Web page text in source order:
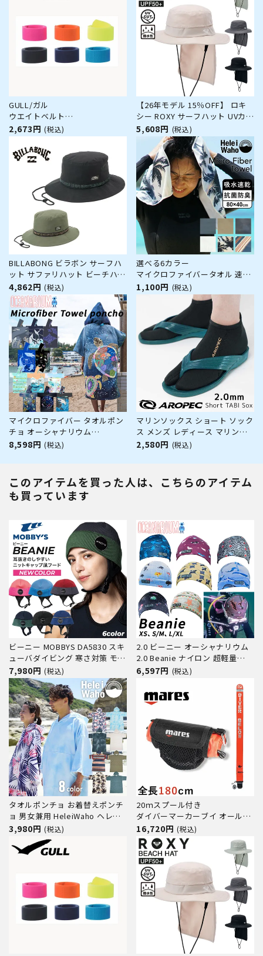
GULL/ガル
ウエイトベルト
GG-4630[80409006]
2,673円 (税込)
【26年モデル 15％OFF】 ロキ
シー ROXY サーフハット UVカッ
ト UPF50+ 撥水 軽量 日焼け対
策 海 ビーチ プール サーフィン
WR UV WATER BEACH HAT
RSA261712
5,608円 (税込)
BILLABONG ビラボン サーフハ
ット サファリハット ビーチハッ
ト 速乾 撥水加工 軽量
BE011971 UTILITY HAT
4,862円 (税込)
選べる6カラー
マイクロファイバータオル 速乾
抗菌 防臭 HeleiWaho ヘレイワ
1,100円 (税込)
マイクロファイバー タオルポン
チョ オーシャナリウム
Microfiber Towel poncho
海遊び 海水浴 カラフル 派手 レ
ジャー 個性 プール サーフィン
SUP
8,598円 (税込)
マリンソックス ショート ソック
ス メンズ レディース マリンシ
ューズ 2mm ウェットスーツ 滑
フルフット フィン 保温
AROPEC アロペック
2,580円 (税込)
このアイテムを買った人は、こちらのアイテム
も買っています
ビーニー MOBBYS DA5830 スキ
ューバダイビング 寒さ対策 モビ
ーズ MOBBYS
7,980円 (税込)
2.0 ビーニー オーシャナリウム
2.0 Beanie ナイロン 超軽量
Oceanarium ダイビング ネオプ
M L XL フード ヘッドキャップ
ヘアバンド サーフキャップ 寒さ
6,597円 (税込)
タオルポンチョ お着替えポンチ
ョ 男女兼用 HeleiWaho ヘレイ
ワホ マイクロファイバー タオル
サーフポンチョ サウナポンチョ
バスローブ 速乾
3,980円 (税込)
20ｍスプール付き
ダイバーマーカーブイ オールイ
ンワン mares/マレス オーラル
給気可能 オーバープレッシャー
バルブ付き
16,720円 (税込)